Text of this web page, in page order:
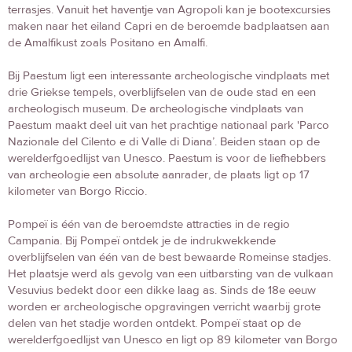
terrasjes. Vanuit het haventje van Agropoli kan je bootexcursies
maken naar het eiland Capri en de beroemde badplaatsen aan
de Amalfikust zoals Positano en Amalfi.
Bij Paestum ligt een interessante archeologische vindplaats met
drie Griekse tempels, overblijfselen van de oude stad en een
archeologisch museum. De archeologische vindplaats van
Paestum maakt deel uit van het prachtige nationaal park 'Parco
Nazionale del Cilento e di Valle di Diana’. Beiden staan op de
werelderfgoedlijst van Unesco. Paestum is voor de liefhebbers
van archeologie een absolute aanrader, de plaats ligt op 17
kilometer van Borgo Riccio.
Pompeï is één van de beroemdste attracties in de regio
Campania. Bij Pompeï ontdek je de indrukwekkende
overblijfselen van één van de best bewaarde Romeinse stadjes.
Het plaatsje werd als gevolg van een uitbarsting van de vulkaan
Vesuvius bedekt door een dikke laag as. Sinds de 18e eeuw
worden er archeologische opgravingen verricht waarbij grote
delen van het stadje worden ontdekt. Pompeï staat op de
werelderfgoedlijst van Unesco en ligt op 89 kilometer van Borgo